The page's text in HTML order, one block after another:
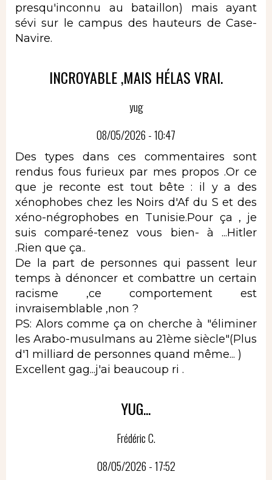
presqu'inconnu au bataillon) mais ayant
sévi sur le campus des hauteurs de Case-
Navire.
INCROYABLE ,MAIS HÉLAS VRAI.
yug
08/05/2026 - 10:47
Des types dans ces commentaires sont
rendus fous furieux par mes propos .Or ce
que je reconte est tout bête : il y a des
xénophobes chez les Noirs d'Af du S et des
xéno-négrophobes en Tunisie.Pour ça , je
suis comparé-tenez vous bien- à ...Hitler
.Rien que ça..
De la part de personnes qui passent leur
temps à dénoncer et combattre un certain
racisme ,ce comportement est
invraisemblable ,non ?
PS: Alors comme ça on cherche à "éliminer
les Arabo-musulmans au 21ème siècle"(Plus
d'1 milliard de personnes quand même... )
Excellent gag...j'ai beaucoup ri .
YUG...
Frédéric C.
08/05/2026 - 17:52